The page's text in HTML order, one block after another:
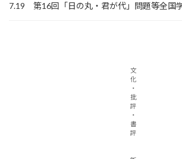
7.19 第16回「日の丸・君が代」問題等全国
文
化
・
批
評
・
書
評